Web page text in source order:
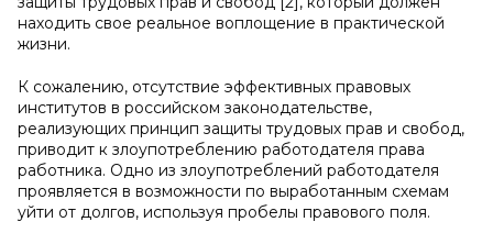
находить свое реальное воплощение в практической
жизни.
К сожалению, отсутствие эффективных правовых
институтов в российском законодательстве,
реализующих принцип защиты трудовых прав и свобод,
приводит к злоупотреблению работодателя права
работника. Одно из злоупотреблений работодателя
проявляется в возможности по выработанным схемам
уйти от долгов, используя пробелы правового поля.